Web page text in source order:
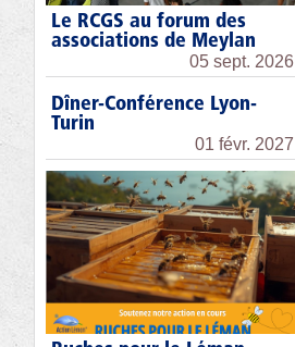
Le RCGS au forum des
associations de Meylan
05 sept. 2026
Dîner-Conférence Lyon-
Turin
01 févr. 2027